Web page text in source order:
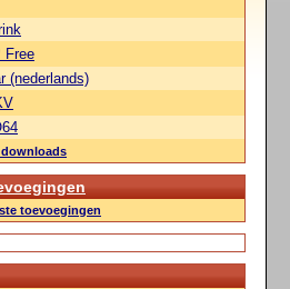
Free
(nederlands)
toevoegingen